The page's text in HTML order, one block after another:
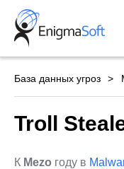
Skip
content
База данных угроз
Troll
К Mezo году в